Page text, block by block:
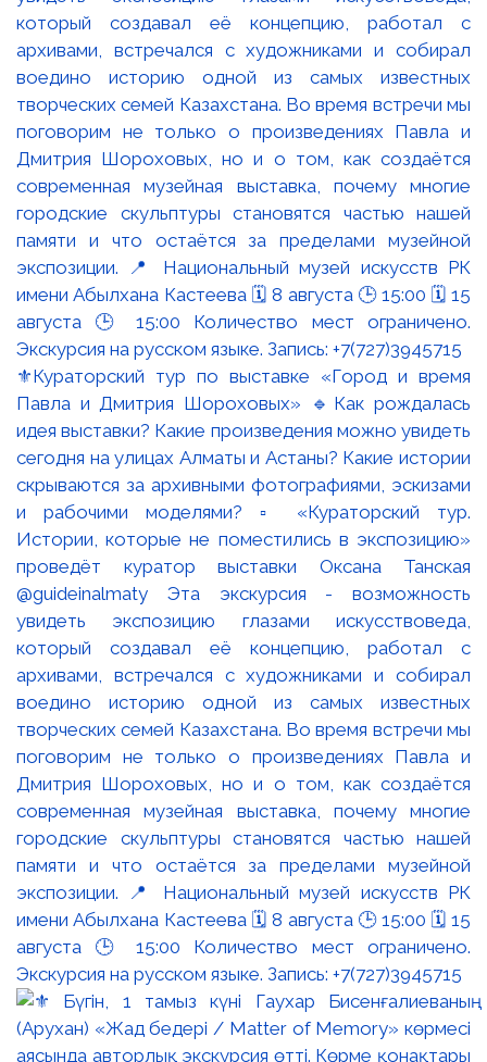
⚜️Кураторский тур по выставке «Город и время
Павла и Дмитрия Шороховых» 🔹Как рождалась
идея выставки? Какие произведения можно увидеть
сегодня на улицах Алматы и Астаны? Какие истории
скрываются за архивными фотографиями, эскизами
и рабочими моделями? ▫️ «Кураторский тур.
Истории, которые не поместились в экспозицию»
проведёт куратор выставки Оксана Танская
@guideinalmaty Эта экскурсия - возможность
увидеть экспозицию глазами искусствоведа,
который создавал её концепцию, работал с
архивами, встречался с художниками и собирал
воедино историю одной из самых известных
творческих семей Казахстана. Во время встречи мы
поговорим не только о произведениях Павла и
Дмитрия Шороховых, но и о том, как создаётся
современная музейная выставка, почему многие
городские скульптуры становятся частью нашей
памяти и что остаётся за пределами музейной
экспозиции. 📍 Национальный музей искусств РК
имени Абылхана Кастеева 🗓 8 августа 🕒 15:00 🗓 15
августа 🕒 15:00 Количество мест ограничено.
Экскурсия на русском языке. Запись: +7(727)3945715